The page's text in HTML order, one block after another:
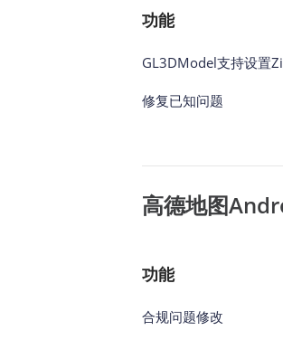
功能
GL3DModel支持设置
修复已知问题
高德地图
功能
合规问题修改